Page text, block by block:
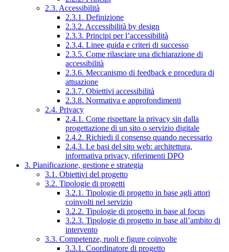
2.3. Accessibilità
2.3.1. Definizione
2.3.2. Accessibilità by design
2.3.3. Principi per l’accessibilità
2.3.4. Linee guida e criteri di successo
2.3.5. Come rilasciare una dichiarazione di
accessibilità
2.3.6. Meccanismo di feedback e procedura di
attuazione
2.3.7. Obiettivi accessibilità
2.3.8. Normativa e approfondimenti
2.4. Privacy
2.4.1. Come rispettare la privacy sin dalla
progettazione di un sito o servizio digitale
2.4.2. Richiedi il consenso quando necessario
2.4.3. Le basi del sito web: architettura,
informativa privacy, riferimenti DPO
3. Pianificazione, gestione e strategia
3.1. Obiettivi del progetto
3.2. Tipologie di progetti
3.2.1. Tipologie di progetto in base agli attori
coinvolti nel servizio
3.2.2. Tipologie di progetto in base al focus
3.2.3. Tipologie di progetto in base all’ambito di
intervento
3.3. Competenze, ruoli e figure coinvolte
3.3.1. Coordinatore di progetto